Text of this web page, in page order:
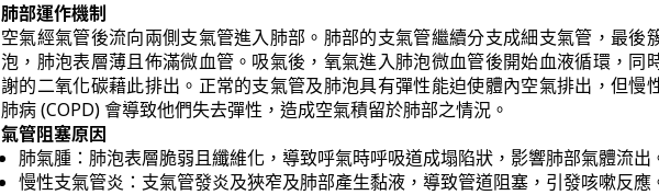
肺部運作機制
空氣經氣管後流向兩側支氣管進入肺部。肺部的支氣管繼續分支成細支氣管，最後
泡，肺泡表層薄且佈滿微血管。吸氣後，氧氣進入肺泡微血管後開始血液循環，同
謝的二氧化碳藉此排出。正常的支氣管及肺泡具有彈性能迫使體內空氣排出，但慢
肺病 (COPD) 會導致他們失去彈性，造成空氣積留於肺部之情況。
氣管阻塞原因
肺氣腫：肺泡表層脆弱且纖維化，導致呼氣時呼吸道成塌陷狀，影響肺部氣體流出
慢性支氣管炎：支氣管發炎及狹窄及肺部產生黏液，導致管道阻塞，引發咳嗽反應